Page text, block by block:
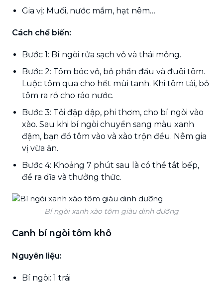
Gia vị: Muối, nước mắm, hạt nêm…
Cách chế biến:
Bước 1: Bí ngòi rửa sạch vỏ và thái mỏng.
Bước 2: Tôm bóc vỏ, bỏ phần đầu và đuôi tôm.
Luộc tôm qua cho hết mùi tanh. Khi tôm tái, bỏ
tôm ra rổ cho ráo nước.
Bước 3: Tỏi đập dập, phi thơm, cho bí ngòi vào
xào. Sau khi bí ngòi chuyển sang màu xanh
đậm, bạn đổ tôm vào và xào trộn đều. Nêm gia
vị vừa ăn.
Bước 4: Khoảng 7 phút sau là có thể tắt bếp,
để ra dĩa và thưởng thức.
Bí ngòi xanh xào tôm giàu dinh dưỡng
Canh bí ngòi tôm khô
Nguyên liệu:
Bí ngòi: 1 trái